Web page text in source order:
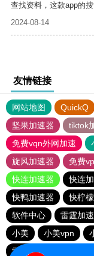
查找资料，这款app的
2024-08-14
友情链接
网站地图 QuickQ
坚果加速器
tiktok
免费vqn外网加速
旋风加速器
免费
快连加速器
快连
快鸭加速器
快柠
软件中心
雷霆加速
小美
小美vpn
雷霆加速下载